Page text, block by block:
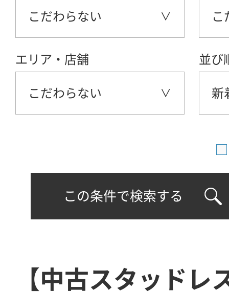
こだわらない こ
エリア・店舗
こだわらない
並び
新
この条件で検索する
【中古スタッドレ